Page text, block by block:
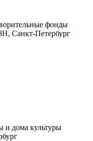
фонды
Санкт-Петербург
и дома культуры